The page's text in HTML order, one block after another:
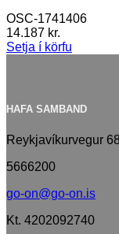
OSC-1741406
14.187 kr.
Setja í körfu
HAFA SAMBAND
Reykjavíkurvegur
5666200
go-on@go-on.is
Kt. 4202092740